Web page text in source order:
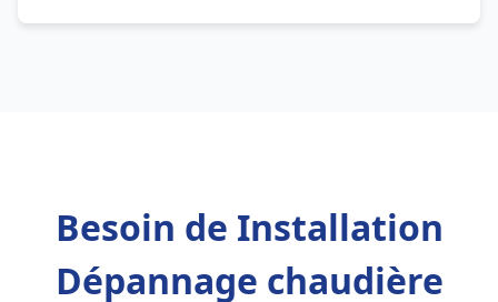
Besoin de Installation
Dépannage chaudière